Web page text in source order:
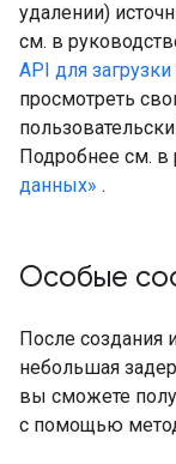
удалении)
см. в
API для
просмотреть
Подробнее см. в
данных» .
Особые
После создания
небольшая
вы сможете
с помощью